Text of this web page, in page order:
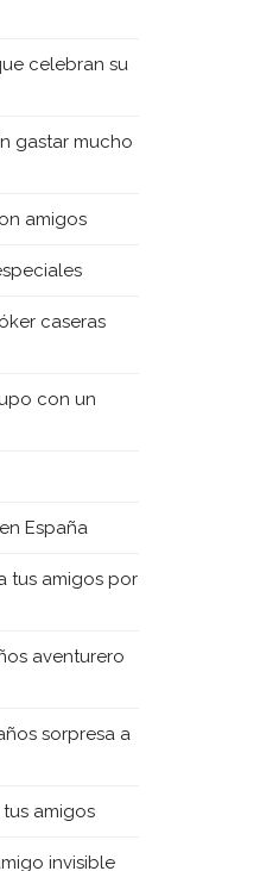
celebran su
gastar mucho
amigos
caseras
con un
España
tus amigos por
aventurero
sorpresa a
amigos
invisible